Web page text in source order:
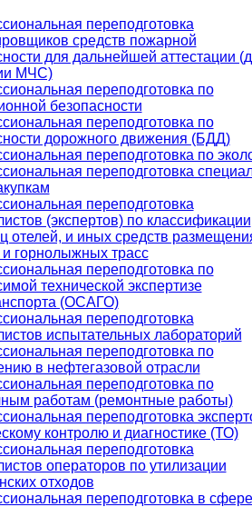
переподготовка
средств пожарной
для дальнейшей аттестации
МЧС)
переподготовка по
безопасности
переподготовка по
дорожного движения (БДД)
переподготовка по
переподготовка
переподготовка
(экспертов) по классификации
отелей, и иных средств
горнолыжных трасс
переподготовка по
технической экспертизе
(ОСАГО)
переподготовка
испытательных лабораторий
переподготовка по
в нефтегазовой отрасли
переподготовка по
работам (ремонтные работы)
переподготовка
контролю и диагностике (ТО)
переподготовка
операторов по утилизации
отходов
переподготовка в